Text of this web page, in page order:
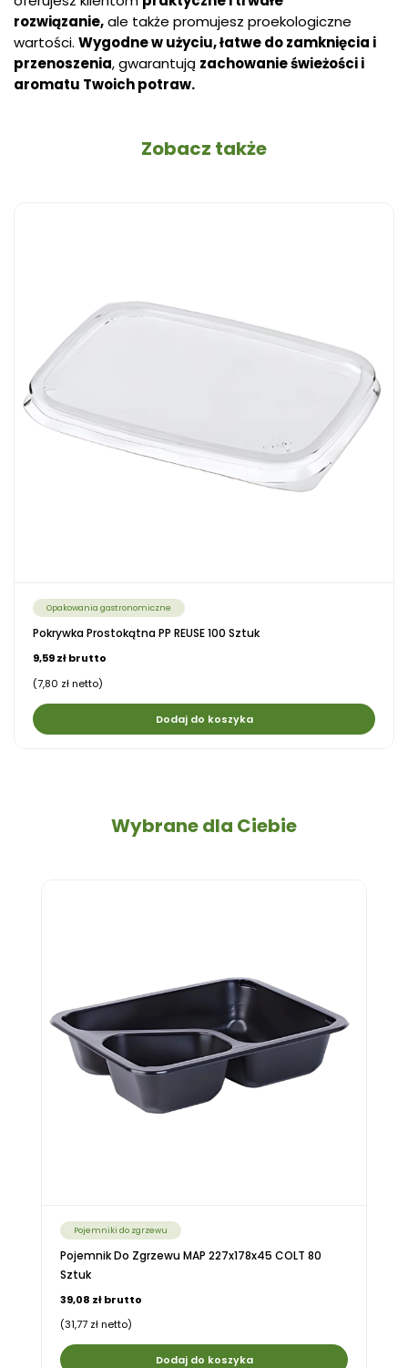
rozwiązanie,ale także promujesz proekologiczne
wartości. Wygodne w użyciu, łatwe do zamknięcia i
przenoszenia, gwarantują zachowanie świeżości i
aromatu Twoich potraw.
Zobacz także
Opakowania gastronomiczne
Pokrywka Prostokątna PP REUSE 100 Sztuk
9,59 zł brutto
(7,80 zł netto)
Dodaj do koszyka
Wybrane dla Ciebie
Pojemniki do zgrzewu
Pojemnik Do Zgrzewu MAP 227x178x45 COLT 80
Sztuk
39,08 zł brutto
(31,77 zł netto)
Dodaj do koszyka